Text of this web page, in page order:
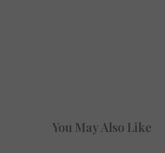
You May Also Like